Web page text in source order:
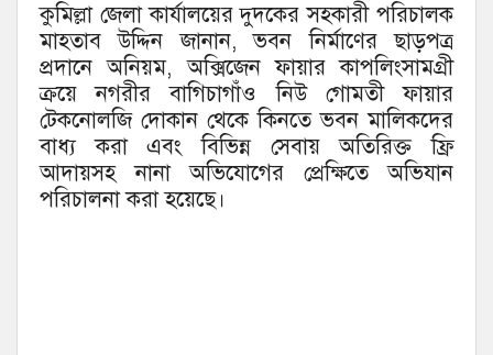
কুমিল্লা জেলা কার্যালয়ের দুদকের সহকারী পরিচালক
মাহতাব উদ্দিন জানান, ভবন নির্মাণের ছাড়পত্র
প্রদানে অনিয়ম, অক্সিজেন ফায়ার কাপলিংসামগ্রী
ক্রয়ে নগরীর বাগিচাগাঁও নিউ গোমতী ফায়ার
টেকনোলজি দোকান থেকে কিনতে ভবন মালিকদের
বাধ্য করা এবং বিভিন্ন সেবায় অতিরিক্ত ফ্রি
আদায়সহ নানা অভিযোগের প্রেক্ষিতে অভিযান
পরিচালনা করা হয়েছে।